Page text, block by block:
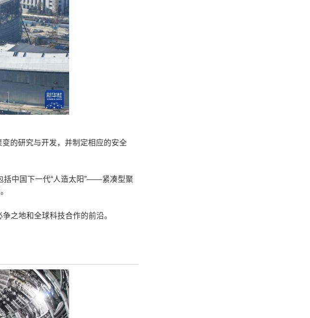
的研究与开发，并制定相应的安全
括中国下一代“人造太阳”——紧凑型聚
之地和全球科技合作的前沿。